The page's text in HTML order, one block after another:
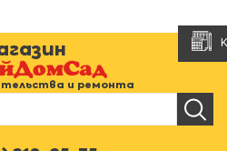
и ремонта